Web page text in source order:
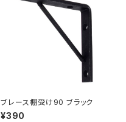
ブレース棚受け90 ブラック
¥390